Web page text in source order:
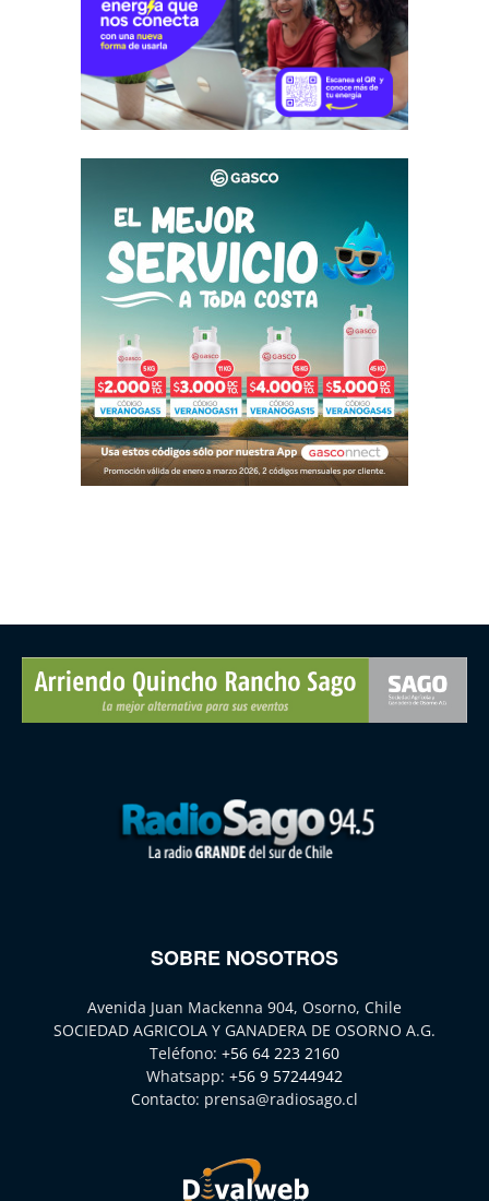
SOBRE NOSOTROS
Avenida Juan Mackenna 904, Osorno, Chile
SOCIEDAD AGRICOLA Y GANADERA DE OSORNO A.G.
Teléfono: +56 64 223 2160
Whatsapp: +56 9 57244942
Contacto: prensa@radiosago.cl